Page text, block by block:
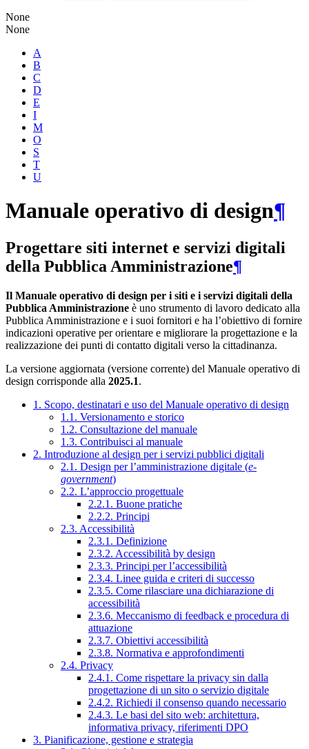
None
None
A
B
C
D
E
I
M
O
S
T
U
Manuale operativo di design¶
Progettare siti internet e servizi digitali
della Pubblica Amministrazione¶
Il Manuale operativo di design per i siti e i servizi digitali della
Pubblica Amministrazione è uno strumento di lavoro dedicato alla
Pubblica Amministrazione e i suoi fornitori e ha l’obiettivo di fornire
indicazioni operative per orientare e migliorare la progettazione e la
realizzazione dei punti di contatto digitali verso la cittadinanza.
La versione aggiornata (versione corrente) del Manuale operativo di
design corrisponde alla 2025.1.
1. Scopo, destinatari e uso del Manuale operativo di design
1.1. Versionamento e storico
1.2. Consultazione del manuale
1.3. Contribuisci al manuale
2. Introduzione al design per i servizi pubblici digitali
2.1. Design per l’amministrazione digitale (e-
government)
2.2. L’approccio progettuale
2.2.1. Buone pratiche
2.2.2. Principi
2.3. Accessibilità
2.3.1. Definizione
2.3.2. Accessibilità by design
2.3.3. Principi per l’accessibilità
2.3.4. Linee guida e criteri di successo
2.3.5. Come rilasciare una dichiarazione di
accessibilità
2.3.6. Meccanismo di feedback e procedura di
attuazione
2.3.7. Obiettivi accessibilità
2.3.8. Normativa e approfondimenti
2.4. Privacy
2.4.1. Come rispettare la privacy sin dalla
progettazione di un sito o servizio digitale
2.4.2. Richiedi il consenso quando necessario
2.4.3. Le basi del sito web: architettura,
informativa privacy, riferimenti DPO
3. Pianificazione, gestione e strategia